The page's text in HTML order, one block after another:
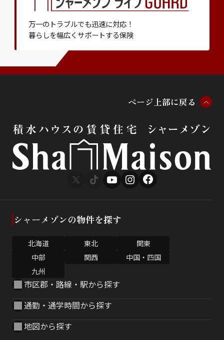
万一のトラブルでも迅速に対応！
暮らしを幅広くサポートする保険
ページ 上部に戻る
シャーメゾンの物件を探す
北海道 東北
関東
中部
関西
中国・四国
九州
市区郡・路線・駅から探す
通勤・通学時間から探す
地図から探す